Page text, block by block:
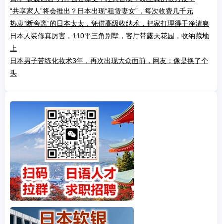
“共享家人”将会推出？日本出现“租赁妻女”，每次收费几千元
热衷“断舍离”的日本太太，凭借高级收纳术，把家打理得干净清爽
日本人装修真厉害，110平三角别墅，客厅带露天花园，收纳藏地
上
日本男子苦练化妆术3年，再次出现大众面前，网友：像是换了个
头